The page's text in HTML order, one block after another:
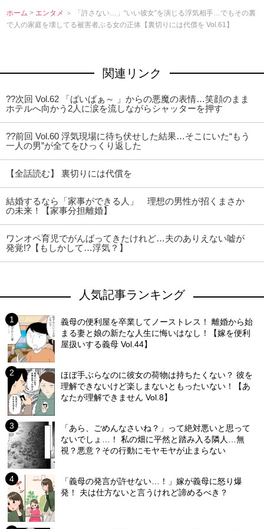
ホーム > エンタメ ＞ 「許さない…」“いい彼女”を演じる浮気相手…でもその裏
で人の家庭を壊してる被害者ぶる女の正体【裏切りには代償を Vol.61】
関連リンク
??次回 Vol.62 「ばいばぁ～ 」からの悪魔の表情…笑顔のまま
ホテルへ向かう2人に涙を流しながらシャッターを押す
??前回 Vol.60 浮気現場に待ち伏せした結果…そこにいた“もう
一人の男”が全てをひっくり返した
【全話読む】 裏切りには代償を
結婚するなら「家事ができる人」 理想の男性が招くまさか
の未来！【家事分担離婚】
ワンオペ育児でがんばってきたけれど…夫のありえない嘘が
発覚!?【もしかして…浮気？】
人気記事ランキング
義母の便利屋を卒業してノーストレス！ 離婚から始
まる妻と娘の新たな人生に悔いはなし！【嫁を便利
屋扱いする義母 Vol.44】
ほぼ手ぶらなのに彼女の荷物は持ちたくない？ 彼を
理解できないけど楽しまないともったいない！【あ
なたが理解できません Vol.8】
「あら、ごめんなさいね？」って絶対悪いと思って
ないでしょ…！ 私の畑に平然と踏み入る隣人…無
視？悪意？その行動にモヤモヤが止まらない
「義母の発言が許せない…！」嫁が義母に怒り爆
発！ 夫は仕方ないと言うけれど諦めるべき？